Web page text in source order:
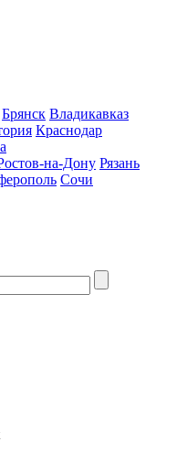
Брянск Владикавказ
Краснодар
на-Дону Рязань
Сочи